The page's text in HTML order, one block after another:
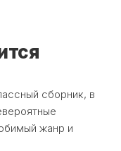
сборник, в
жанр и